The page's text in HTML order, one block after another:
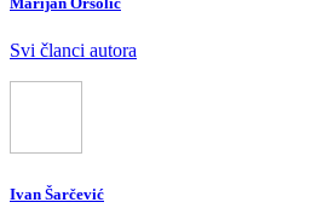
Svi članci autora
Ivan Šarčević